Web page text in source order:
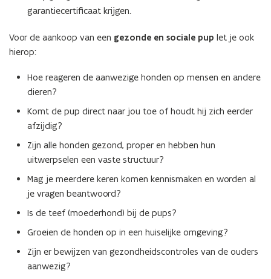
e
t
i
n
i
e
u
v
e
n
s
t
r
)
garantiecertificaat krijgen.
Voor de aankoop van een gezonde en sociale pup let je ook
hierop:
Hoe reageren de aanwezige honden op mensen en andere
dieren?
Komt de pup direct naar jou toe of houdt hij zich eerder
afzijdig?
Zijn alle honden gezond, proper en hebben hun
uitwerpselen een vaste structuur?
Mag je meerdere keren komen kennismaken en worden al
je vragen beantwoord?
Is de teef (moederhond) bij de pups?
Groeien de honden op in een huiselijke omgeving?
Zijn er bewijzen van gezondheidscontroles van de ouders
aanwezig?